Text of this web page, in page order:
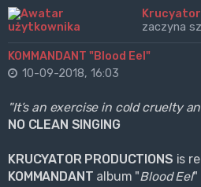
Krucyator
zaczyna
KOMMANDANT "Blood Eel"
10-09-2018, 16:03
"It’s an exercise in cold cruelty
NO CLEAN SINGING
KRUCYATOR PRODUCTIONS is
KOMMANDANT album "Blood Eel"